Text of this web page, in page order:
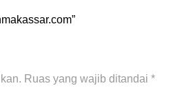
Ruas yang wajib ditandai *